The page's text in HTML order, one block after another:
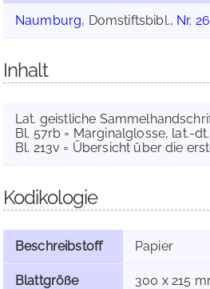
Naumburg, Domstiftsbibl., Nr. 26
Inhalt
Lat. geistliche
Bl. 57rb = Marginalglosse, lat.-dt.
Bl. 213v = Übersicht über die
Kodikologie
Beschreibstoff Papier
Blattgröße 300 x 215